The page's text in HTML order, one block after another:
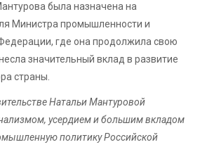
была назначена на
Министра промышленности и
где она продолжила свою
значительный вклад в развитие
страны.
Натальи Мантуровой
усердием и большим вкладом
политику Российской